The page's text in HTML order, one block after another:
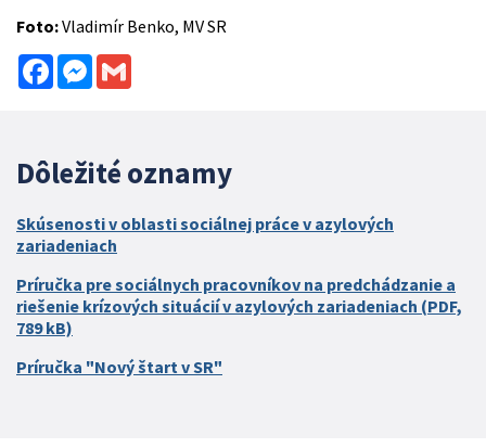
Foto:Vladimír Benko, MV SR
FacebookMessenger
Dôležité oznamy
Skúsenosti v oblasti sociálnej práce v azylových
zariadeniach
Príručka pre sociálnych pracovníkov na predchádzanie a
riešenie krízových situácií v azylových zariadeniach (PDF,
789 kB)
Príručka "Nový štart v SR"